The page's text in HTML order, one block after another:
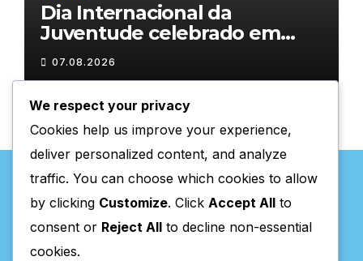
Dia Internacional da
Juventude celebrado em
Chaves com atividades
gratuitas
07.08.2026
Valpaços Online
We respect your privacy
Cookies help us improve your experience,
deliver personalized content, and analyze
traffic. You can choose which cookies to allow
by clicking Customize. Click Accept All to
consent or Reject All to decline non-essential
cookies.